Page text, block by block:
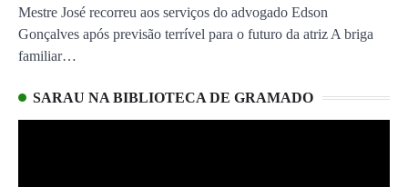
Mestre José recorreu aos serviços do advogado Edson
Gonçalves após previsão terrível para o futuro da atriz A briga
familiar…
SARAU NA BIBLIOTECA DE GRAMADO